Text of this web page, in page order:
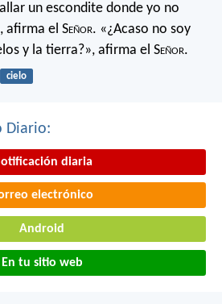
un escondite donde yo no
afirma el Señor. «¿Acaso no soy
y la tierra?», afirma el Señor.
cielo
Diario:
diaria
electrónico
Android
En tu sitio web